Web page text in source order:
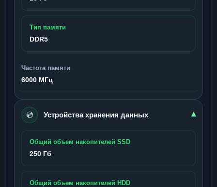
Тип памяти
DDR5
Частота памяти
6000 МГц
💿 Устройства хранения данных ▾
Общий объем накопителей SSD
250 Гб
Общий объем накопителей HDD